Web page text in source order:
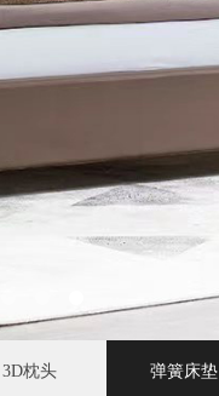
3D枕头 弹簧床垫